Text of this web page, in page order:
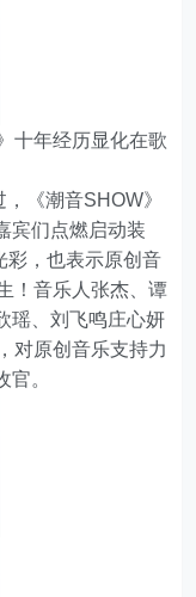
十年经历显化在歌
，《潮音SHOW》
宾们点燃启动装
彩，也表示原创音
！音乐人张杰、谭
瑶、刘飞鸣庄心妍
对原创音乐支持力
。